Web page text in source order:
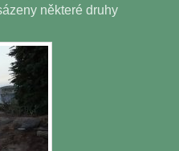
některé druhy